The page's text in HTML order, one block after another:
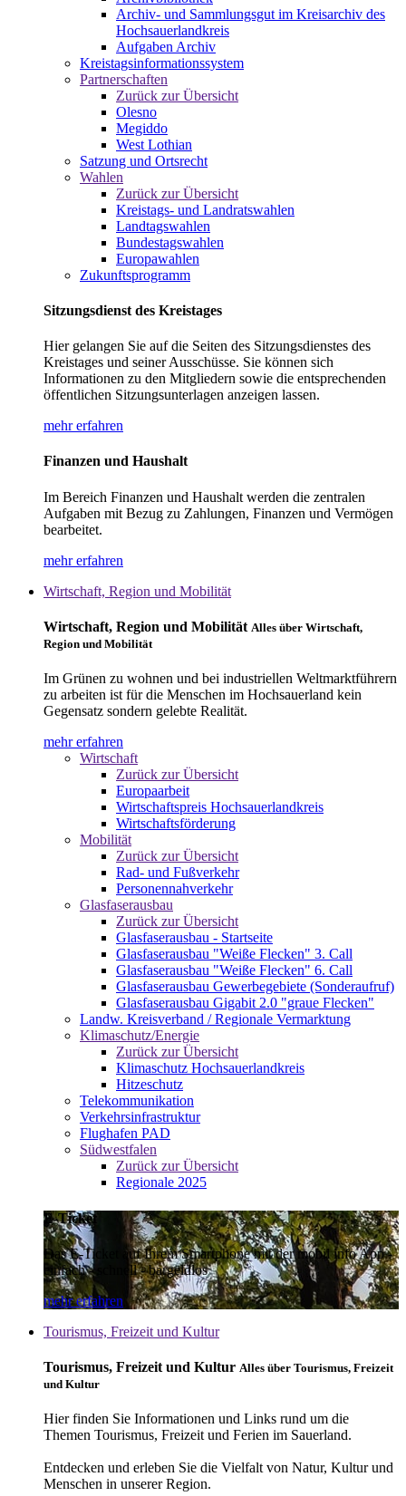
Archiv- und Sammlungsgut im Kreisarchiv des
Hochsauerlandkreis
Aufgaben Archiv
Kreistagsinformationssystem
Partnerschaften
Zurück zur Übersicht
Olesno
Megiddo
West Lothian
Satzung und Ortsrecht
Wahlen
Zurück zur Übersicht
Kreistags- und Landratswahlen
Landtagswahlen
Bundestagswahlen
Europawahlen
Zukunftsprogramm
Sitzungsdienst des Kreistages
Hier gelangen Sie auf die Seiten des Sitzungsdienstes des
Kreistages und seiner Ausschüsse. Sie können sich
Informationen zu den Mitgliedern sowie die entsprechenden
öffentlichen Sitzungsunterlagen anzeigen lassen.
mehr erfahren
Finanzen und Haushalt
Im Bereich Finanzen und Haushalt werden die zentralen
Aufgaben mit Bezug zu Zahlungen, Finanzen und Vermögen
bearbeitet.
mehr erfahren
Wirtschaft, Region und Mobilität
Wirtschaft, Region und Mobilität Alles über Wirtschaft,
Region und Mobilität
Im Grünen zu wohnen und bei industriellen Weltmarktführern
zu arbeiten ist für die Menschen im Hochsauerland kein
Gegensatz sondern gelebte Realität.
mehr erfahren
Wirtschaft
Zurück zur Übersicht
Europaarbeit
Wirtschaftspreis Hochsauerlandkreis
Wirtschaftsförderung
Mobilität
Zurück zur Übersicht
Rad- und Fußverkehr
Personennahverkehr
Glasfaserausbau
Zurück zur Übersicht
Glasfaserausbau - Startseite
Glasfaserausbau "Weiße Flecken" 3. Call
Glasfaserausbau "Weiße Flecken" 6. Call
Glasfaserausbau Gewerbegebiete (Sonderaufruf)
Glasfaserausbau Gigabit 2.0 "graue Flecken"
Landw. Kreisverband / Regionale Vermarktung
Klimaschutz/Energie
Zurück zur Übersicht
Klimaschutz Hochsauerlandkreis
Hitzeschutz
Telekommunikation
Verkehrsinfrastruktur
Flughafen PAD
Südwestfalen
Zurück zur Übersicht
Regionale 2025
E-Ticket
Das E-Ticket auf Ihrem Smartphone mit der mobil info App -
einfach - schnell - bargeldlos
mehr erfahren
Tourismus, Freizeit und Kultur
Tourismus, Freizeit und Kultur Alles über Tourismus, Freizeit
und Kultur
Hier finden Sie Informationen und Links rund um die
Themen Tourismus, Freizeit und Ferien im Sauerland.
Entdecken und erleben Sie die Vielfalt von Natur, Kultur und
Menschen in unserer Region.